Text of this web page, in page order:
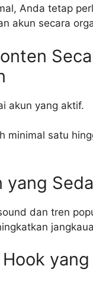
Anda tetap
akun secara
akun yang aktif.
minimal satu
yang
dan tren